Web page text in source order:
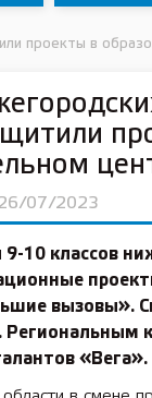
проекты в
07/2023
10 классов
вызовы».
Региональным
«Вега».